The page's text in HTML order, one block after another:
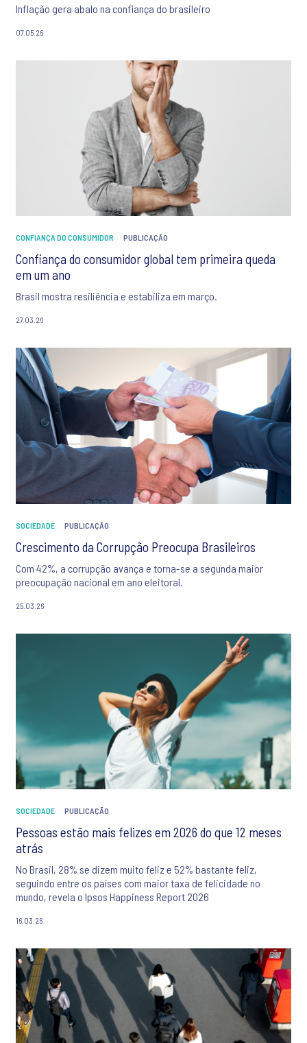
Inflação gera abalo na confiança do brasileiro
07.05.26
CONFIANÇA DO CONSUMIDOR PUBLICAÇÃO
Confiança do consumidor global tem primeira queda
em um ano
Brasil mostra resiliência e estabiliza em março.
27.03.26
SOCIEDADE PUBLICAÇÃO
Crescimento da Corrupção Preocupa Brasileiros
Com 42%, a corrupção avança e torna-se a segunda maior
preocupação nacional em ano eleitoral.
25.03.26
SOCIEDADE PUBLICAÇÃO
Pessoas estão mais felizes em 2026 do que 12 meses
atrás
No Brasil, 28% se dizem muito feliz e 52% bastante feliz,
seguindo entre os países com maior taxa de felicidade no
mundo, revela o Ipsos Happiness Report 2026
16.03.26